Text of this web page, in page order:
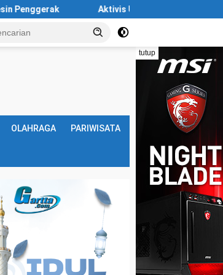
Aktivis Ungkap Ancaman Krisis Air di Batam Makin
tutup
OLAHRAGA PARIWISATA